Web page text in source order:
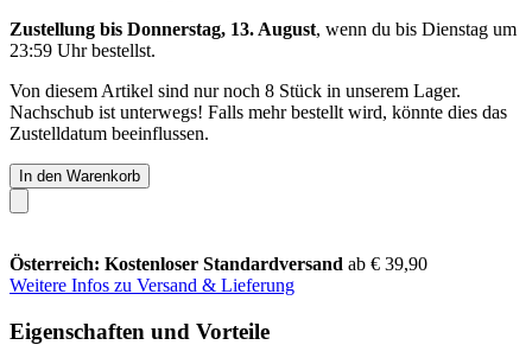
Zustellung bis Donnerstag, 13. August, wenn du bis Dienstag um
23:59 Uhrbestellst.
Von diesem Artikel sind nur noch 8 Stück in unserem Lager.
Nachschub ist unterwegs! Falls mehr bestellt wird, könnte dies das
Zustelldatum beeinflussen.
In den Warenkorb
Österreich: Kostenloser Standardversand ab € 39,90
Weitere Infos zu Versand & Lieferung
Eigenschaften und Vorteile